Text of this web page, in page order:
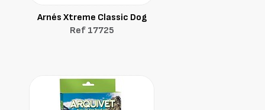
Arnés Xtreme Classic Dog
Ref 17725